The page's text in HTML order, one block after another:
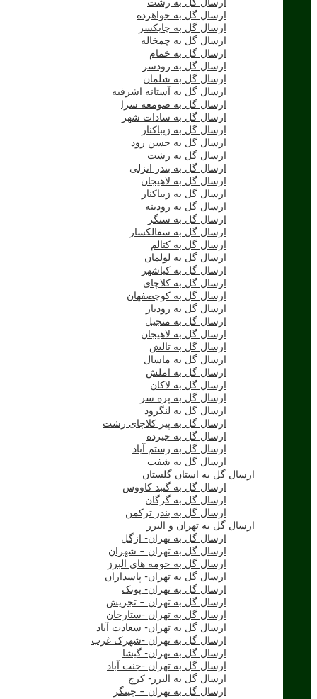
ارسال گل به رشت
ارسال گل به جواهرده
ارسال گل به چابکسر
ارسال گل به چمخاله
ارسال گل به خمام
ارسال گل به رودسر
ارسال گل به شلمان
ارسال گل به آستانه اشرفیه
ارسال گل به صومعه سرا
ارسال گل به سادات شهر
ارسال گل به زیباکنار
ارسال گل به حسن رود
ارسال گل به رشت
ارسال گل به بندر انزلی
ارسال گل به لاهیجان
ارسال گل به زیباکنار
ارسال گل به رودبنه
ارسال گل به سنگر
ارسال گل به سقالکسار
ارسال گل به کتالم
ارسال گل به لولمان
ارسال گل به کیاشهر
ارسال گل به کلاچای
ارسال گل به کوچصفهان
ارسال گل به رودبار
ارسال گل به منجیل
ارسال گل به لاهیجان
ارسال گل به تالش
ارسال گل به ماسال
ارسال گل به املش
ارسال گل به لاکان
ارسال گل به پره سر
ارسال گل به لنگرود
ارسال گل به پیر کلاچای رشت
ارسال گل به جیرده
ارسال گل به رستم آباد
ارسال گل به شفت
ارسال گل به استان گلستان
ارسال گل به گنبد کاووس
ارسال گل به گرگان
ارسال گل به بندر ترکمن
ارسال گل به تهران و البرز
ارسال گل به تهران- ازگل
ارسال گل به تهران – شهران
ارسال گل به حومه های البرز
ارسال گل به تهران- پاسداران
ارسال گل به تهران- پونک
ارسال گل به تهران – تجریش
ارسال گل به تهران -ستارخان
ارسال گل به تهران- سعادت آباد
ارسال گل به تهران -شهرک غرب
ارسال گل به تهران- گیشا
ارسال گل به تهران -جنت آباد
ارسال گل به البرز- کرج
ارسال گل به تهران – چیتگر